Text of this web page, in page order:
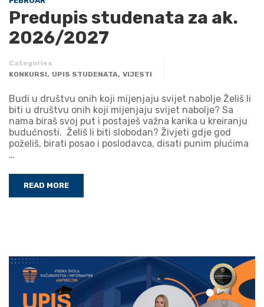
Predupis studenata za ak.
2026/2027
Categories
KONKURSI, UPIS STUDENATA, VIJESTI
Budi u društvu onih koji mijenjaju svijet nabolje Želiš li
biti u društvu onih koji mijenjaju svijet nabolje? Sa
nama biraš svoj put i postaješ važna karika u kreiranju
budućnosti. Želiš li biti slobodan? Živjeti gdje god
poželiš, birati posao i poslodavca, disati punim plućima
…
READ MORE